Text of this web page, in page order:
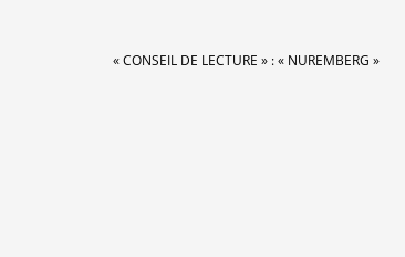
« CONSEIL DE LECTURE » : « NUREMBERG »